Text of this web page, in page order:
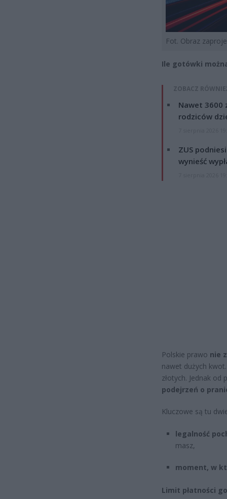
Fot. Obraz
Ile gotówki
ZOBACZ
Nawet 3600
rodziców
ZUS
wynieść
Polskie prawo nie
nawet dużych
złotych. Jednak
podejrzeń o
Kluczowe są tu
legalność
masz,
moment, w
Limit płatności